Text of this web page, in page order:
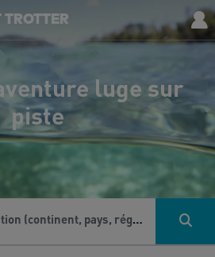
TROTTER
luge sur
piste
Rechercher une destination (continent, pays, région...), une activité...